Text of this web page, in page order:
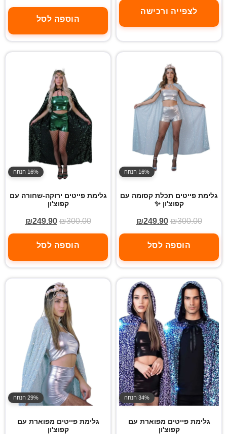
לצפייה ורכישה
הוספה לסל
16% הנחה
גלימת פייטים תכלת קסומה עם
קפוצ'ון ✨
₪300.00
₪249.90
הוספה לסל
16% הנחה
גלימת פייטים ירוקה-שחורה עם
קפוצ'ון
₪300.00
₪249.90
הוספה לסל
34% הנחה
גלימת פייטים מפוארת עם
קפוצ'ון
29% הנחה
גלימת פייטים מפוארת עם
קפוצ'ון